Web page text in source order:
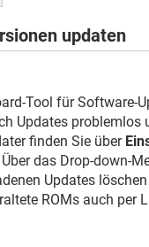
updaten
Tool für Software-
Updates problemlos
finden Sie über
Über das Drop-down-
Updates
ROMs auch per